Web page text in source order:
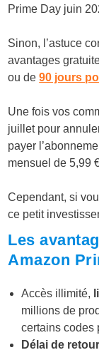
Prime Day juin
Sinon, l’astuce
avantages
ou de90 jours
Une fois vos
juillet pour
payer
mensuel de 5,99
Cependant, si
ce petit
Les
Amazon
Accès illimité,
millions de
certains codes
Délai de